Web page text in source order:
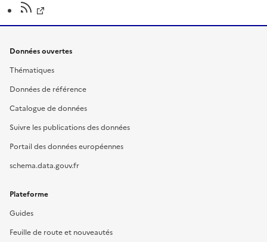
Données ouvertes
Thématiques
Données de référence
Catalogue de données
Suivre les publications des données
Portail des données européennes
schema.data.gouv.fr
Plateforme
Guides
Feuille de route et nouveautés